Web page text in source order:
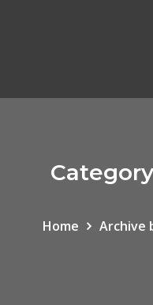
Home Archive